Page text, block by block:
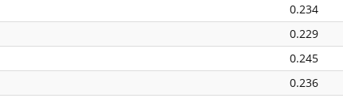
0.234
0.229
0.245
0.236